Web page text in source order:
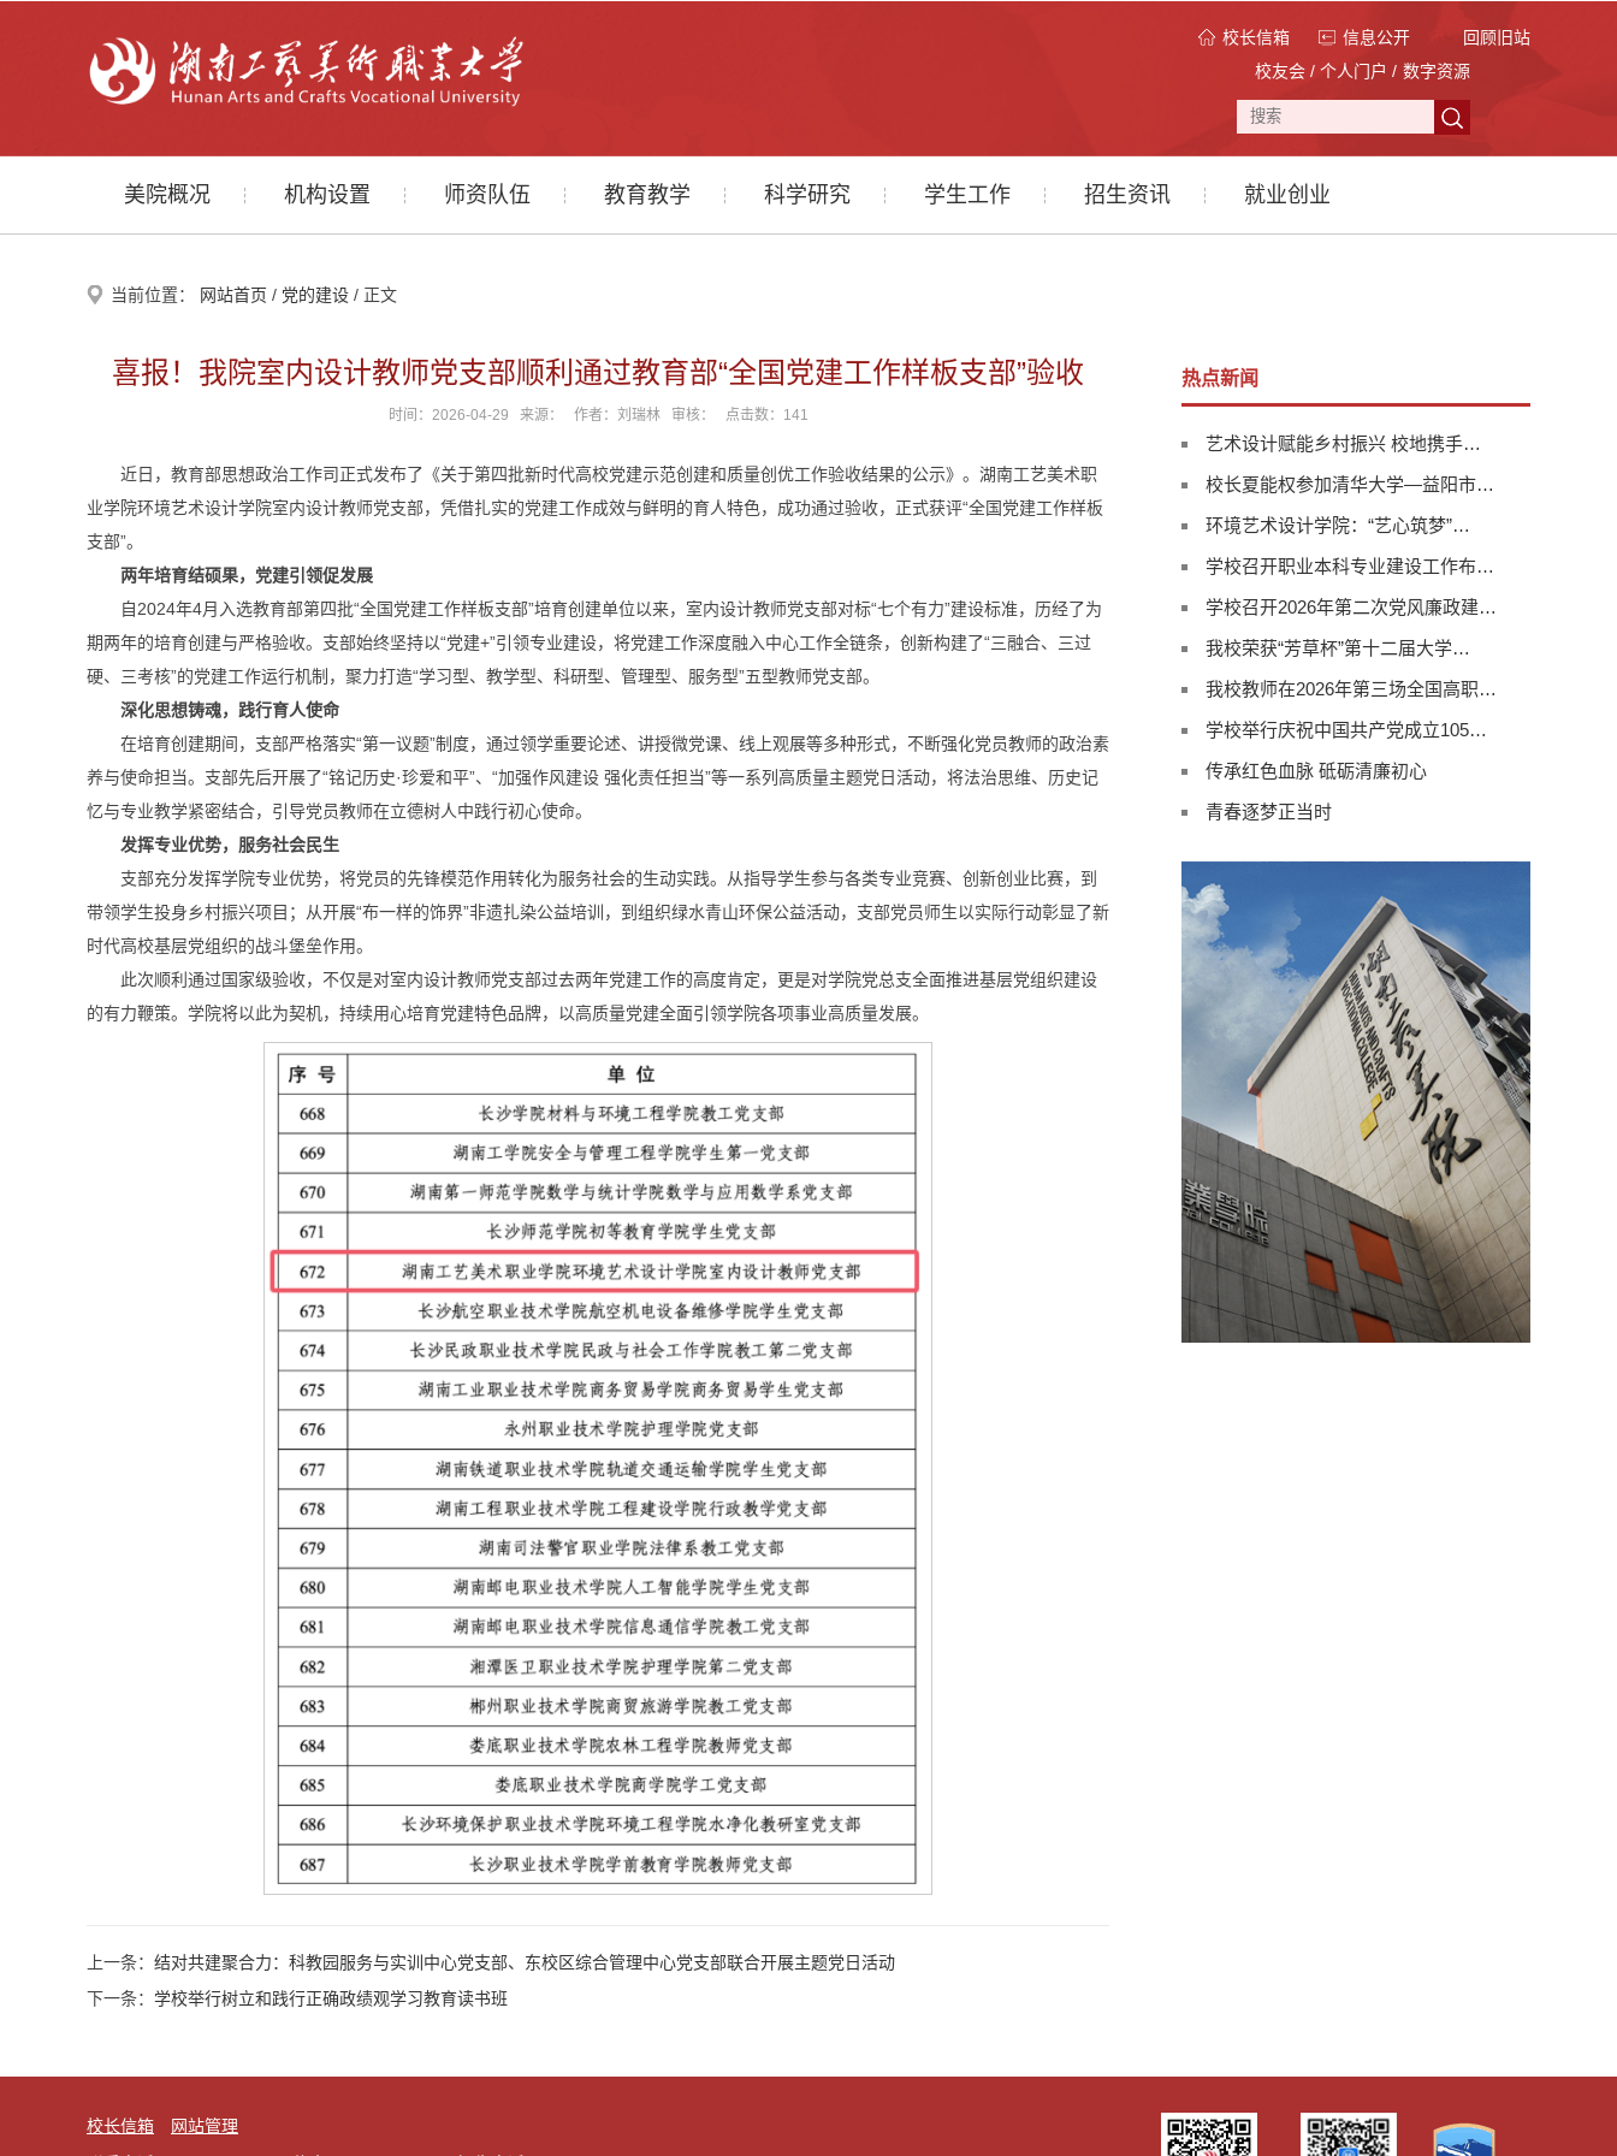
校长信箱 信息公开
回顾旧站
校友会 / 个人门户 / 数字资源
美院概况 机构设置 师资队伍 教育教学 科学研究 学生工作 招生资讯 就业创业
当前位置： 网站首页 / 党的建设 / 正文
热点新闻
艺术设计赋能乡村振兴 校地携手…
校长夏能权参加清华大学—益阳市…
环境艺术设计学院：“艺心筑梦”…
学校召开职业本科专业建设工作布…
学校召开2026年第二次党风廉政建…
我校荣获“芳草杯”第十二届大学…
我校教师在2026年第三场全国高职…
学校举行庆祝中国共产党成立105…
传承红色血脉 砥砺清廉初心
青春逐梦正当时
喜报！我院室内设计教师党支部顺利通过教育部“全国党建工作样板支部”验收
时间：2026-04-29 来源： 作者：刘瑞林 审核： 点击数： 141
近日，教育部思想政治工作司正式发布了《关于第四批新时代高校党建示范创建和质量创优工作验收结果的公示》。湖南工艺美术职
业学院环境艺术设计学院室内设计教师党支部，凭借扎实的党建工作成效与鲜明的育人特色，成功通过验收，正式获评“全国党建工作样板
支部”。
两年培育结硕果，党建引领促发展
自2024年4月入选教育部第四批“全国党建工作样板支部”培育创建单位以来，室内设计教师党支部对标“七个有力”建设标准，历经了为
期两年的培育创建与严格验收。支部始终坚持以“党建+”引领专业建设，将党建工作深度融入中心工作全链条，创新构建了“三融合、三过
硬、三考核”的党建工作运行机制，聚力打造“学习型、教学型、科研型、管理型、服务型”五型教师党支部。
深化思想铸魂，践行育人使命
在培育创建期间，支部严格落实“第一议题”制度，通过领学重要论述、讲授微党课、线上观展等多种形式，不断强化党员教师的政治素
养与使命担当。支部先后开展了“铭记历史·珍爱和平”、“加强作风建设 强化责任担当”等一系列高质量主题党日活动，将法治思维、历史记
忆与专业教学紧密结合，引导党员教师在立德树人中践行初心使命。
发挥专业优势，服务社会民生
支部充分发挥学院专业优势，将党员的先锋模范作用转化为服务社会的生动实践。从指导学生参与各类专业竞赛、创新创业比赛，到
带领学生投身乡村振兴项目；从开展“布一样的饰界”非遗扎染公益培训，到组织绿水青山环保公益活动，支部党员师生以实际行动彰显了新
时代高校基层党组织的战斗堡垒作用。
此次顺利通过国家级验收，不仅是对室内设计教师党支部过去两年党建工作的高度肯定，更是对学院党总支全面推进基层党组织建设
的有力鞭策。学院将以此为契机，持续用心培育党建特色品牌，以高质量党建全面引领学院各项事业高质量发展。
上一条： 结对共建聚合力：科教园服务与实训中心党支部、东校区综合管理中心党支部联合开展主题党日活动
下一条： 学校举行树立和践行正确政绩观学习教育读书班
校长信箱
网站管理